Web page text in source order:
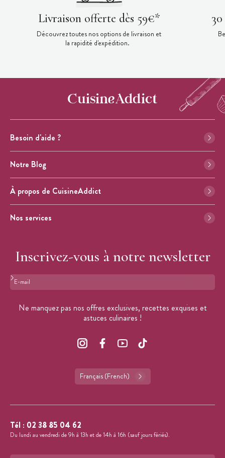
Livraison offerte dès 59€*
Découvrez toutes nos options de livraison et
la rapidité d'expédition.
Besoin d'aide ?
Notre Blog
À propos de CuisineAddict
Nos services
Inscrivez-vous à notre newsletter
Format : adresse@email.com
Ne manquez pas nos offres exclusives, recettes exquises et
astuces culinaires !
Français (French)
Tél : 02 38 85 04 62
Du lundi au vendredi de 9h à 13h et de 14h à 16h (sauf jours fériés).